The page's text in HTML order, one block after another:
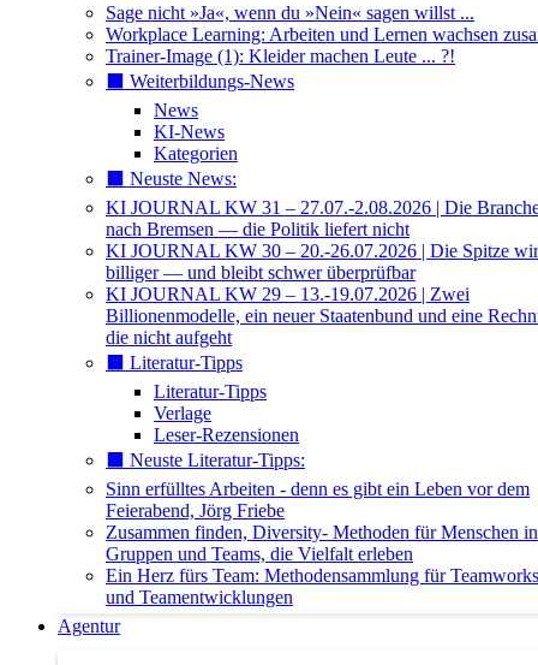
Sage nicht »Ja«, wenn du »Nein« sagen willst ...
Workplace Learning: Arbeiten und Lernen wachsen
Trainer-Image (1): Kleider machen Leute ... ?!
⬛️ Weiterbildungs-News
News
KI-News
Kategorien
⬛️ Neuste News:
KI JOURNAL KW 31 – 27.07.-2.08.2026 | Die
nach Bremsen — die Politik liefert nicht
KI JOURNAL KW 30 – 20.-26.07.2026 | Die Spitze
billiger — und bleibt schwer überprüfbar
KI JOURNAL KW 29 – 13.-19.07.2026 | Zwei
Billionenmodelle, ein neuer Staatenbund und eine
die nicht aufgeht
⬛️ Literatur-Tipps
Literatur-Tipps
Verlage
Leser-Rezensionen
⬛️ Neuste Literatur-Tipps:
Sinn erfülltes Arbeiten - denn es gibt ein Leben vor dem
Feierabend, Jörg Friebe
Zusammen finden, Diversity- Methoden für Menschen in
Gruppen und Teams, die Vielfalt erleben
Ein Herz fürs Team: Methodensammlung für
und Teamentwicklungen
Agentur